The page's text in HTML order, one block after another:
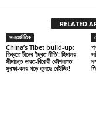
RELATED
আন্তর্জাতিক
China’s Tibet build-up:
তিব্বতে চীনের ‘দ্বৈত নীতি’: হিমালয়
সীমান্তে ভারত-বিরোধী কৌশলগত
সুরক্ষা-বলয় গড়ে তুলছে বেইজিং!